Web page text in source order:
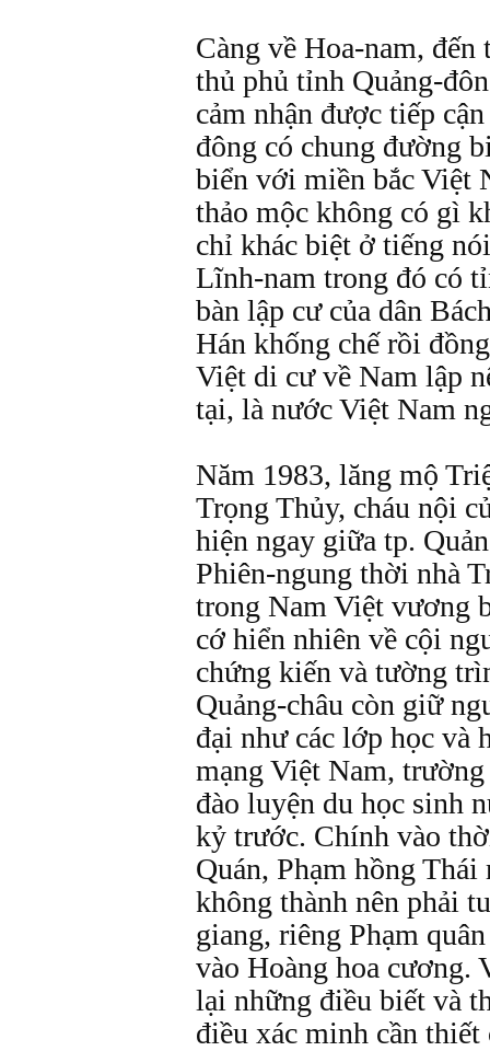
Càng về Hoa-nam, đến
thủ phủ tỉnh Quảng-
cảm nhận được tiếp
đông có chung đường
biển với miền bắc Việt
thảo mộc không có gì
chỉ khác biệt ở tiếng
Lĩnh-nam trong đó có
bàn lập cư của dân
Hán khống chế rồi
Việt di cư về Nam lập
tại, là nước Việt Nam
Năm 1983, lăng mộ
Trọng Thủy, cháu nội
hiện ngay giữa tp.
Phiên-ngung thời nhà
trong Nam Việt vương
cớ hiển nhiên về cội
chứng kiến và tường
Quảng-châu còn giữ
đại như các lớp học và
mạng Việt Nam,
đào luyện du học sinh
kỷ trước. Chính vào
Quán, Phạm hồng
không thành nên phải
giang, riêng Phạm
vào Hoàng hoa cương.
lại những điều biết và
điều xác minh cần